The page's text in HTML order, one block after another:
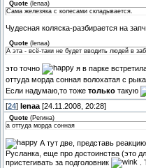
Quote ( lenaa)
Сама железяка с колесами складывается.
Чудесная коляска-разбирается на
Quote ( lenaa)
А эта - всё-таки не будет вводить людей в
это точно
я в парке
оттуда морда сонная волохатая с
Если надумаю,то тоже только такую
[24] lenaa [24.11.2008, 20:28]
Quote (Регина)
а оттуда морда сонная
А тут две, представь
Русланка, еще про достоинства (это
пристегивать за подголовник
.